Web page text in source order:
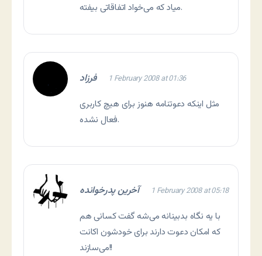
میاد که می‌خواد اتفاقاتی بیفته.
فرزاد 1 February 2008 at 01:36
مثل اینکه دعوتنامه هنوز برای هیچ کاربری
فعال نشده.
آخرین پدرخوانده 1 February 2008 at 05:18
با یه نگاه بدبینانه می‌شه گفت کسانی هم
که امکان دعوت دارند برای خودشون اکانت
می‌سازند!!